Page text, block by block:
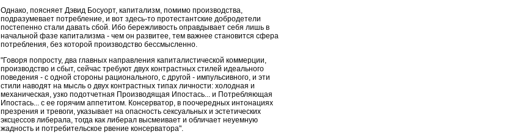
Однако, поясняет Дэвид Босуорт, капитализм, помимо производства,
подразумевает потребление, и вот здесь-то протестантские добродетели
постепенно стали давать сбой. Ибо бережливость оправдывает себя лишь в
начальной фазе капитализма - чем он развитее, тем важнее становится сфера
потребления, без которой производство бессмысленно.
"Говоря попросту, два главных направления капиталистической коммерции,
производство и сбыт, сейчас требуют двух контрастных стилей идеального
поведения - с одной стороны рационального, с другой - импульсивного, и эти
стили наводят на мысль о двух контрастных типах личности: холодная и
механическая, узко подотчетная Производящая Ипостась... и Потребляющая
Ипостась... с ее горячим аппетитом. Консерватор, в поочередных интонациях
презрения и тревоги, указывает на опасность сексуальных и эстетических
эксцессов либерала, тогда как либерал высмеивает и обличает неуемную
жадность и потребительское рвение консерватора".